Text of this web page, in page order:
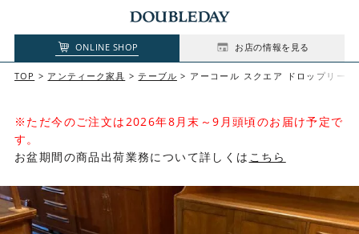
ONLINE SHOP お店の情報を見る
TOP アンティーク家具 テーブル アーコール スクエア ドロップリ
※ただ今のご注文は2026年8月末～9月頭頃のお届け予定で
す。
お盆期間の商品出荷業務について詳しくは こちら